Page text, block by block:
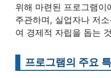
위해 마련된 프로그램이
주관하며, 실업자나 저
여 경제적 자립을 돕는
프로그램의 주요